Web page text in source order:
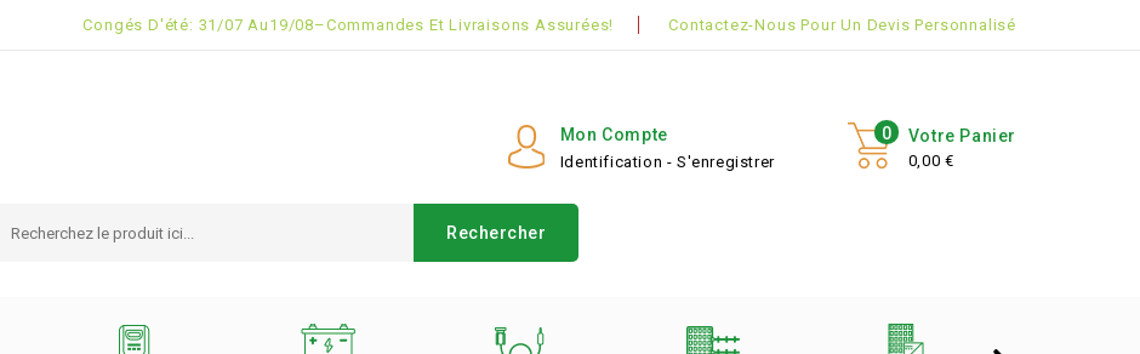
Congés D'été: 31/07 Au19/08–Commandes Et Livraisons Assurées! Contactez-Nous Pour Un Devis Personnalisé
Votre Panier
0,00 €
0
Mon Compte
Identification - S'enregistrer
Rechercher